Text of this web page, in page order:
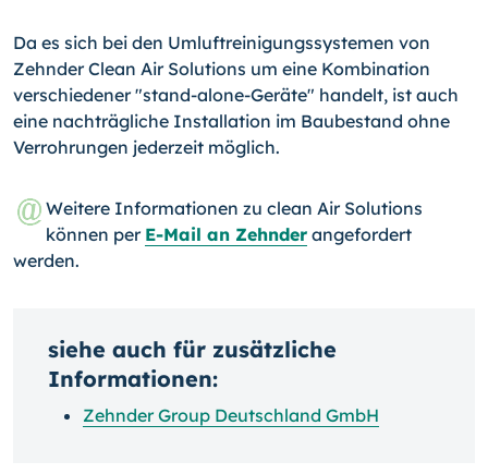
Da es sich bei den Umluftreinigungssystemen von
Zehnder Clean Air Solutions um eine Kombination
verschiedener "stand-alone-Geräte" handelt, ist auch
eine nachträgliche Installation im Baubestand ohne
Verrohrungen jederzeit möglich.
Weitere Informationen zu clean Air Solutions
können per E-Mail an Zehnder angefordert
werden.
siehe auch für zusätzliche
Informationen:
Zehnder Group Deutschland GmbH